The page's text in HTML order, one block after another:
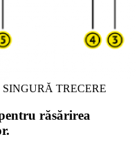
TRECERE
răsărirea